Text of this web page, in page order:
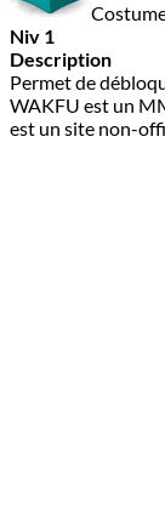
Niv 1
Description
Permet de
WAKFU est un
est un site non-